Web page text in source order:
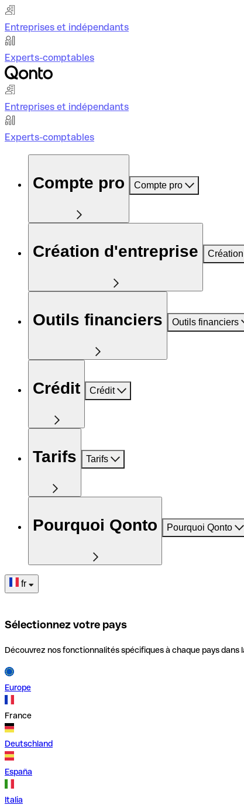
Entreprises et indépendants
Experts-comptables
Entreprises et indépendants
Experts-comptables
Compte pro Compte pro
Création d'entreprise
Outils financiers Outils financiers
Crédit Crédit
Tarifs Tarifs
Pourquoi Qonto Pourquoi Qonto
fr
Sélectionnez votre pays
Découvrez nos fonctionnalités spécifiques à chaque pays dans
Europe
France
Deutschland
España
Italia